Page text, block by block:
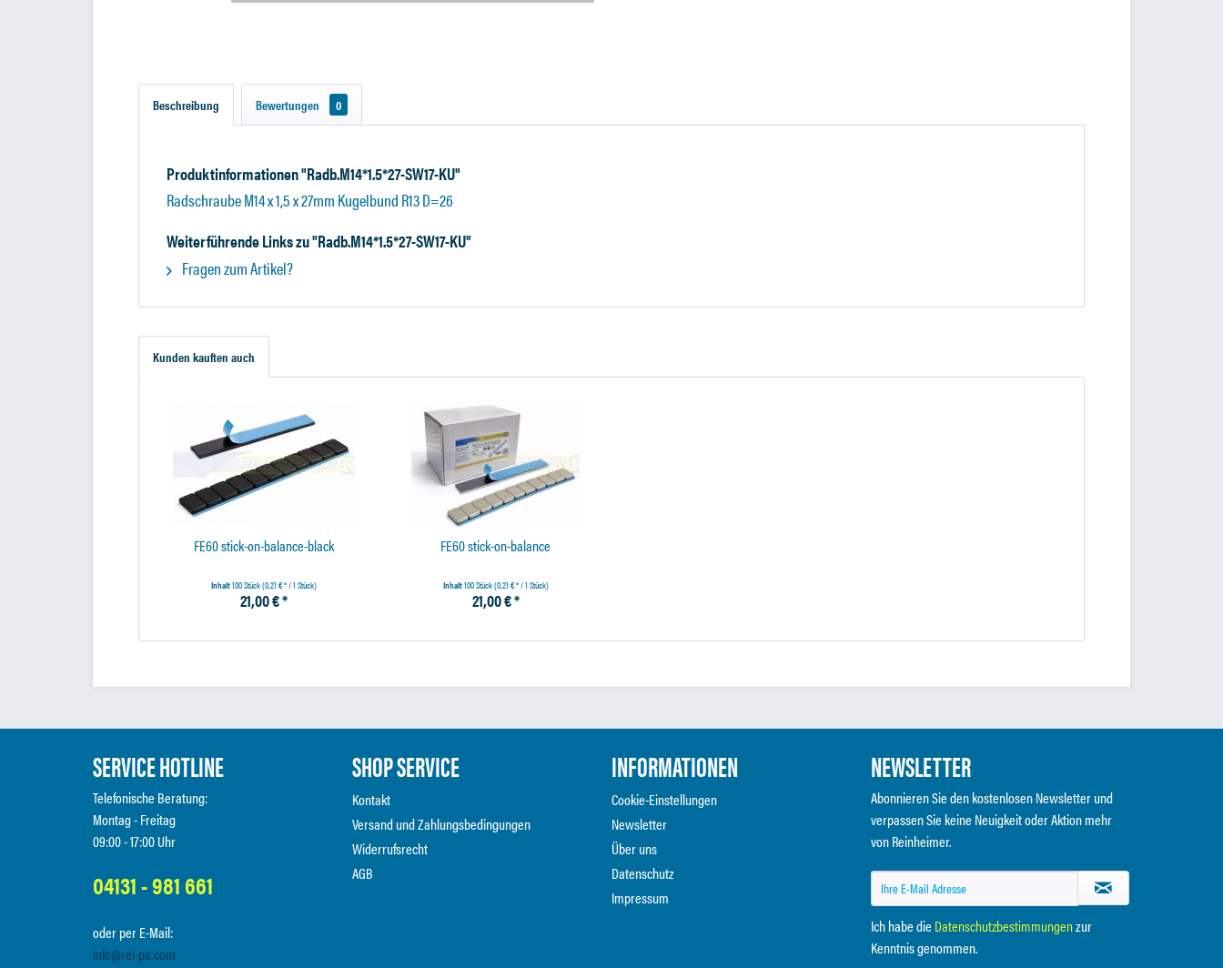
Beschreibung Bewertungen 0
Produktinformationen "Radb.M14*1.5*27-SW17-KU"
Radschraube M14 x 1,5 x 27mm Kugelbund R13 D=26
Weiterführende Links zu "Radb.M14*1.5*27-SW17-KU"
Fragen zum Artikel?
Kunden kauften auch
FE60 stick-on-balance-black
Inhalt100 Stück(0,21 € * / 1 Stück)
21,00 € *
FE60 stick-on-balance
Inhalt100 Stück(0,21 € * / 1 Stück)
21,00 € *
SERVICE HOTLINE
Telefonische Beratung:
Montag - Freitag
09:00 - 17:00 Uhr
04131 - 981 661
oder per E-Mail:
info@rei-pa.com
SHOP SERVICE
Kontakt
Versand und Zahlungsbedingungen
Widerrufsrecht
AGB
INFORMATIONEN
Cookie-Einstellungen
Newsletter
Über uns
Datenschutz
Impressum
NEWSLETTER
Abonnieren Sie den kostenlosen Newsletter und
verpassen Sie keine Neuigkeit oder Aktion mehr
von Reinheimer.
Ich habe die Datenschutzbestimmungenzur
Kenntnis genommen.